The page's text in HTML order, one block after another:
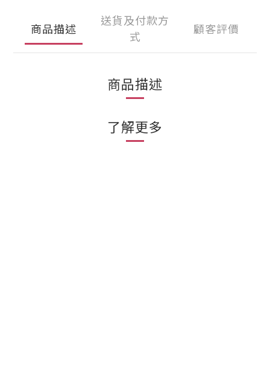
商品描述
送貨及付款方
式
顧客評價
商品描述
了解更多